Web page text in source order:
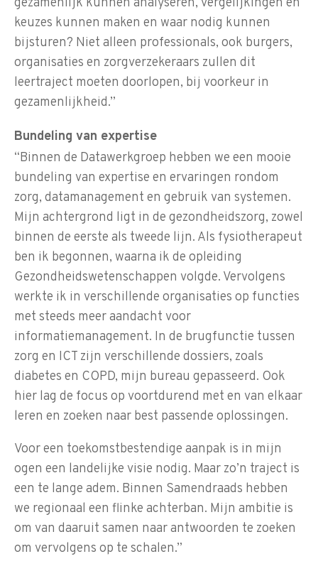
keuzes kunnen maken en waar nodig kunnen
bijsturen? Niet alleen professionals, ook burgers,
organisaties en zorgverzekeraars zullen dit
leertraject moeten doorlopen, bij voorkeur in
gezamenlijkheid.”
Bundeling van expertise
“Binnen de Datawerkgroep hebben we een mooie
bundeling van expertise en ervaringen rondom
zorg, datamanagement en gebruik van systemen.
Mijn achtergrond ligt in de gezondheidszorg, zowel
binnen de eerste als tweede lijn. Als fysiotherapeut
ben ik begonnen, waarna ik de opleiding
Gezondheidswetenschappen volgde. Vervolgens
werkte ik in verschillende organisaties op functies
met steeds meer aandacht voor
informatiemanagement. In de brugfunctie tussen
zorg en ICT zijn verschillende dossiers, zoals
diabetes en COPD, mijn bureau gepasseerd. Ook
hier lag de focus op voortdurend met en van elkaar
leren en zoeken naar best passende oplossingen.
Voor een toekomstbestendige aanpak is in mijn
ogen een landelijke visie nodig. Maar zo’n traject is
een te lange adem. Binnen Samendraads hebben
we regionaal een flinke achterban. Mijn ambitie is
om van daaruit samen naar antwoorden te zoeken
om vervolgens op te schalen.”